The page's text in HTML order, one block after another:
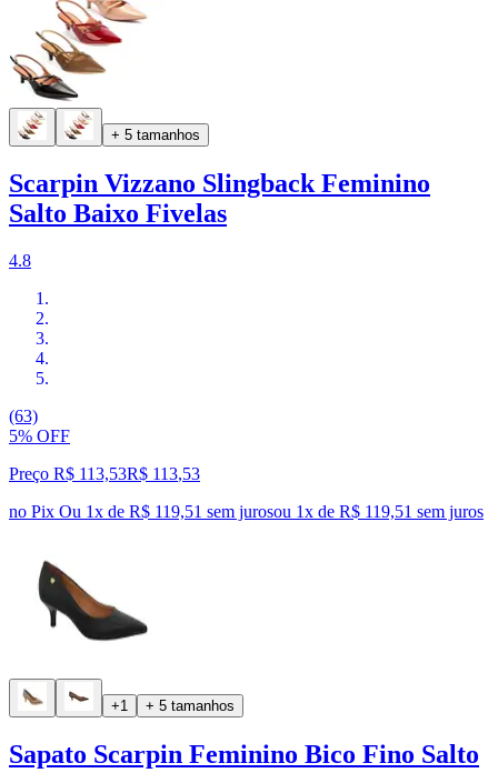
+ 5 tamanhos
Scarpin Vizzano Slingback Feminino
Salto Baixo Fivelas
4.8
(63)
5% OFF
Preço R$ 113,53R$ 113,53
no Pix Ou 1x de R$ 119,51 sem jurosou 1x de R$ 119,51 sem juros
+1 + 5 tamanhos
Sapato Scarpin Feminino Bico Fino Salto